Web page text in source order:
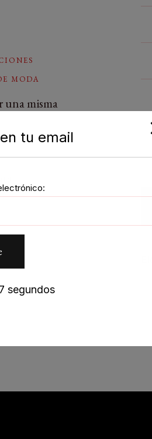
MODA
una misma
tu email
segundos